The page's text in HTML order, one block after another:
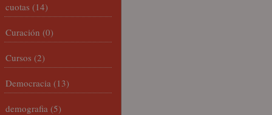
cuotas (14)
Curación (0)
Cursos (2)
Democracia (13)
demografia (5)